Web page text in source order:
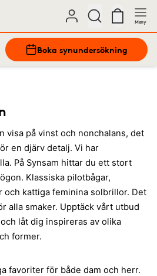
Meny
Boka synundersökning
visa på vinst och nonchalans, det
en djärv detalj. Vi har
På Synsam hittar du ett stort
Klassiska pilotbågar,
och kattiga feminina solbrillor. Det
alla smaker. Upptäck vårt utbud
låt dig inspireras av olika
former.
favoriter för både dam och herr.